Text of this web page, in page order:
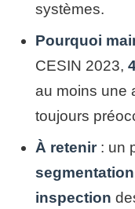
systèmes.
Pourquoi
CESIN 2023,
au moins une
toujours
À retenir: un
segmentation
inspection